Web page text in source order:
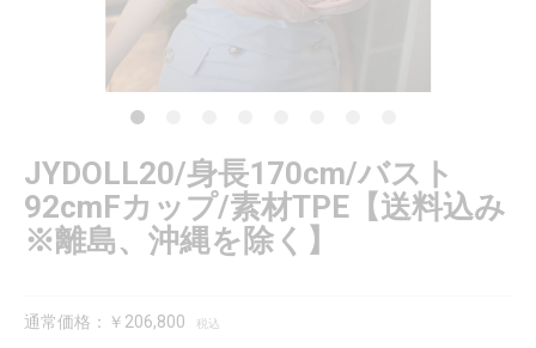
JYDOLL20/身長170cm/バスト
92cmFカップ/素材TPE【送料込み
※離島、沖縄を除く】
通常価格：￥206,800 税込